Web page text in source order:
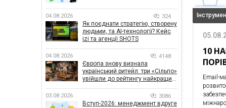
10
Email-
04.08.2026 324
Як поєднати стратегію, створену
людьми, та AI-технології? Кейс
izi та агенції SHOTS
04.08.2026 4148
Європа знову визнала
український ритейл: три «Сільпо»
увійшли до рейтингу найкращих
03.08.2026 3086
Вступ-2026: менеджмент вдруге